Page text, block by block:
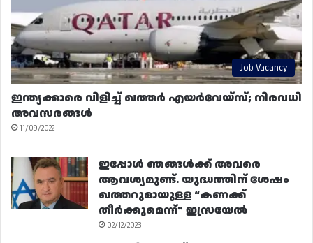
Job Vacancy
ഇന്ത്യക്കാരെ വിളിച്ച് ഖത്തർ എയർവേയ്‌സ്; നിരവധി
അവസരങ്ങൾ
11/09/2022
ഇപ്പോൾ ഞങ്ങൾക്ക് അവരെ
ആവശ്യമുണ്ട്. യുദ്ധത്തിന് ശേഷം
ഖത്തറുമായുള്ള “കണക്ക്
തീർക്കുമെന്ന്” ഇസ്രയേൽ
02/12/2023